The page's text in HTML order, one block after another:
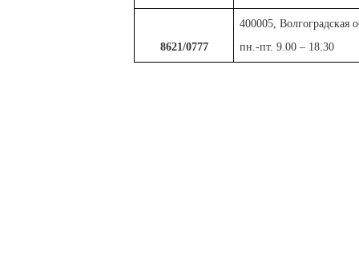
8621/0777
400005, Волгоградская
пн.-пт. 9.00 – 18.30